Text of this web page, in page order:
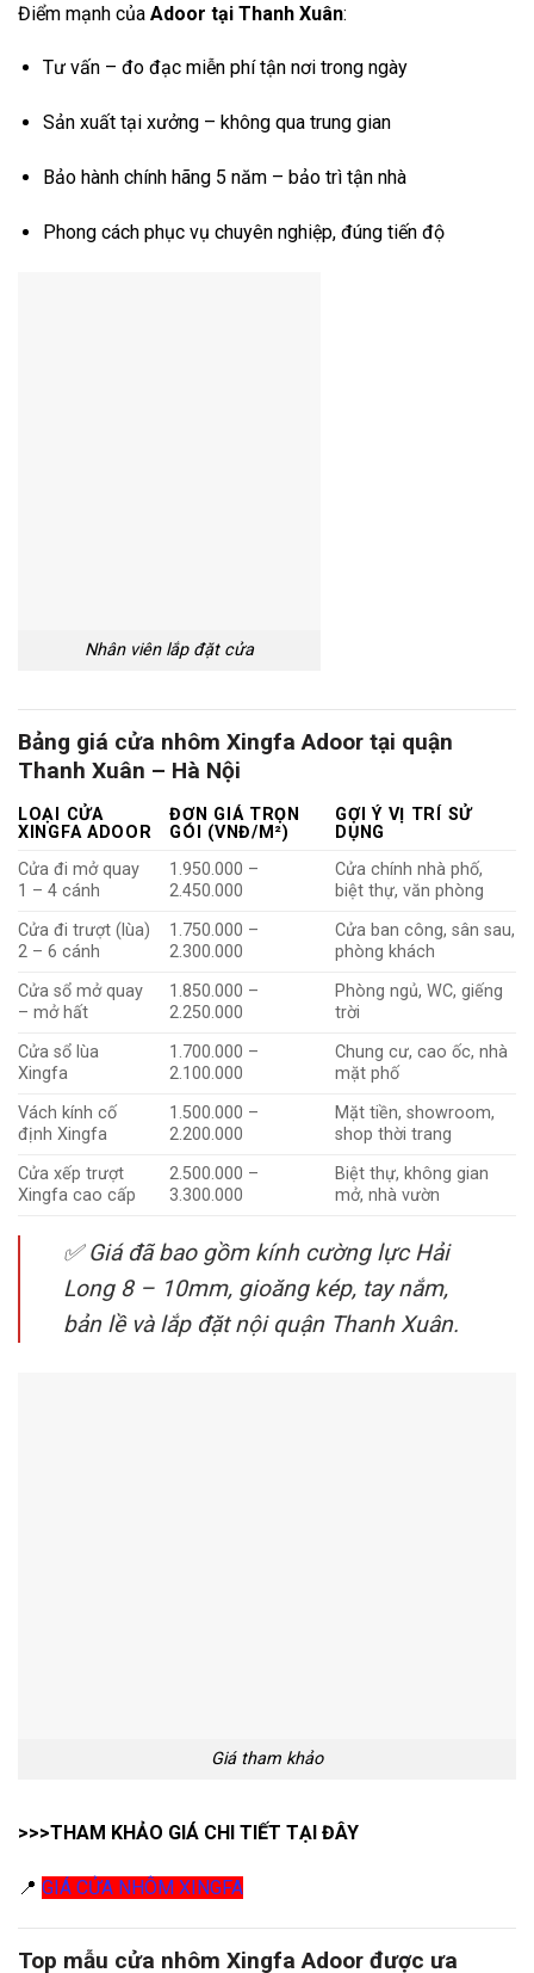
Điểm mạnh của Adoor tại Thanh Xuân:
Tư vấn – đo đạc miễn phí tận nơi trong ngày
Sản xuất tại xưởng – không qua trung gian
Bảo hành chính hãng 5 năm – bảo trì tận nhà
Phong cách phục vụ chuyên nghiệp, đúng tiến độ
Nhân viên lắp đặt cửa
Bảng giá cửa nhôm Xingfa Adoor tại quận
Thanh Xuân – Hà Nội
LOẠI CỬA
XINGFA ADOOR
ĐƠN GIÁ TRỌN
GÓI (VNĐ/M²)
GỢI Ý VỊ TRÍ SỬ
DỤNG
Cửa đi mở quay
1 – 4 cánh
1.950.000 –
2.450.000
Cửa chính nhà phố,
biệt thự, văn phòng
Cửa đi trượt (lùa)
2 – 6 cánh
1.750.000 –
2.300.000
Cửa ban công, sân sau,
phòng khách
Cửa sổ mở quay
– mở hất
1.850.000 –
2.250.000
Phòng ngủ, WC, giếng
trời
Cửa sổ lùa
Xingfa
1.700.000 –
2.100.000
Chung cư, cao ốc, nhà
mặt phố
Vách kính cố
định Xingfa
1.500.000 –
2.200.000
Mặt tiền, showroom,
shop thời trang
Cửa xếp trượt
Xingfa cao cấp
2.500.000 –
3.300.000
Biệt thự, không gian
mở, nhà vườn
✅ Giá đã bao gồm kính cường lực Hải
Long 8 – 10mm, gioăng kép, tay nắm,
bản lề và lắp đặt nội quận Thanh Xuân.
Giá tham khảo
>>>THAM KHẢO GIÁ CHI TIẾT TẠI ĐÂY
📍 GIÁ CỬA NHÔM XINGFA
Top mẫu cửa nhôm Xingfa Adoor được ưa